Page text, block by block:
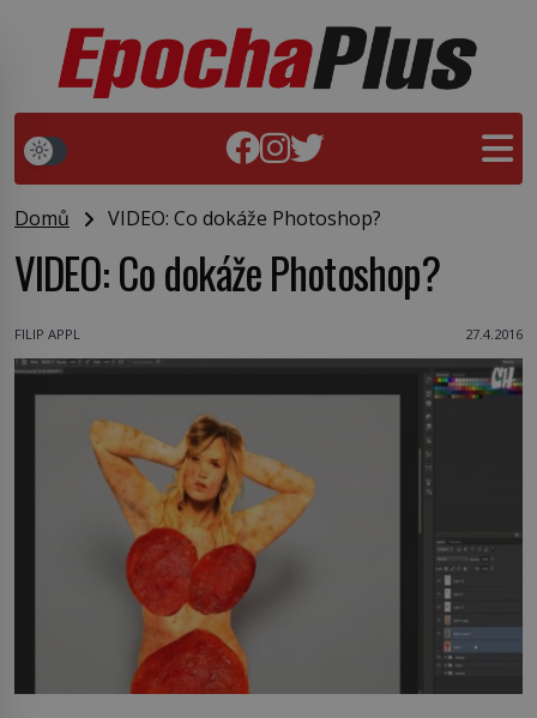
Domů VIDEO: Co dokáže Photoshop?
VIDEO: Co dokáže Photoshop?
FILIP APPL 27.4.2016